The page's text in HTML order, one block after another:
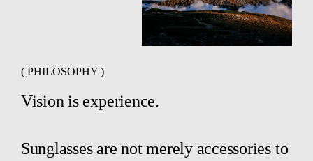
( PHILOSOPHY )
Vision is experience.
Sunglasses are not merely accessories to